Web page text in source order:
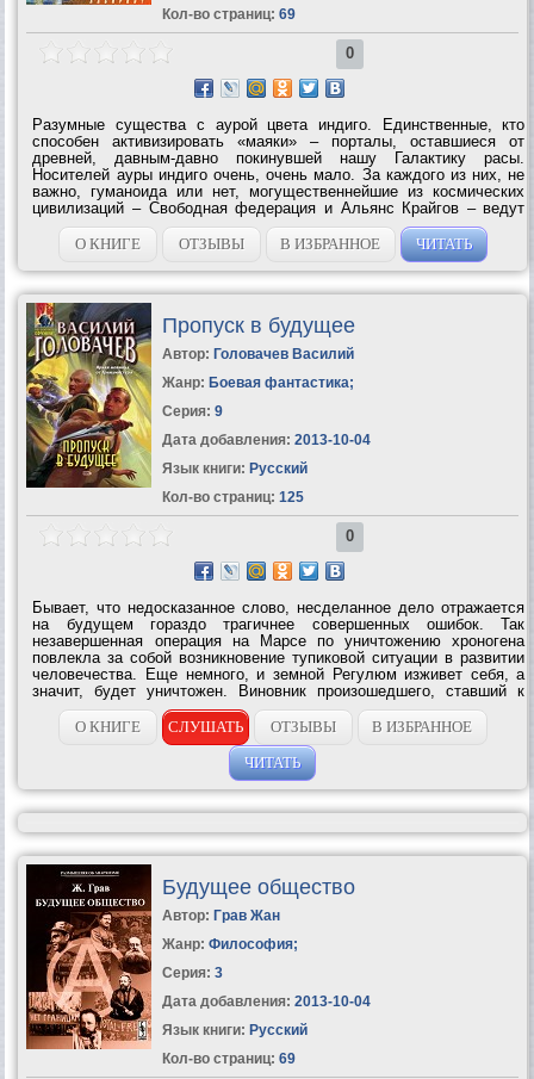
Кол-во страниц: 69
0
Разумные существа с аурой цвета индиго. Единственные, кто
способен активизировать «маяки» – порталы, оставшиеся от
древней, давным-давно покинувшей нашу Галактику расы.
Носителей ауры индиго очень, очень мало. За каждого из них, не
важно, гуманоида или нет, могущественнейшие из космических
цивилизаций – Свободная федерация и Альянс Крайгов – ведут
настоящую войну. Но однажды враждующим «чужим» становится
известно: на маленькой,...
О КНИГЕ ОТЗЫВЫ В ИЗБРАННОЕ ЧИТАТЬ
Пропуск в будущее
Автор: Головачев Василий
Жанр: Боевая фантастика;
Серия: 9
Дата добавления: 2013-10-04
Язык книги: Русский
Кол-во страниц: 125
0
Бывает, что недосказанное слово, несделанное дело отражается
на будущем гораздо трагичнее совершенных ошибок. Так
незавершенная операция на Марсе по уничтожению хроногена
повлекла за собой возникновение тупиковой ситуации в развитии
человечества. Еще немного, и земной Регулюм изживет себя, а
значит, будет уничтожен. Виновник произошедшего, ставший к
тому времени комиссаром Равновесия, Станислав Панов решает
вернуться в прошлое,...
О КНИГЕ СЛУШАТЬ ОТЗЫВЫ
В ИЗБРАННОЕ
ЧИТАТЬ
Будущее общество
Автор: Грав Жан
Жанр: Философия;
Серия: 3
Дата добавления: 2013-10-04
Язык книги: Русский
Кол-во страниц: 69